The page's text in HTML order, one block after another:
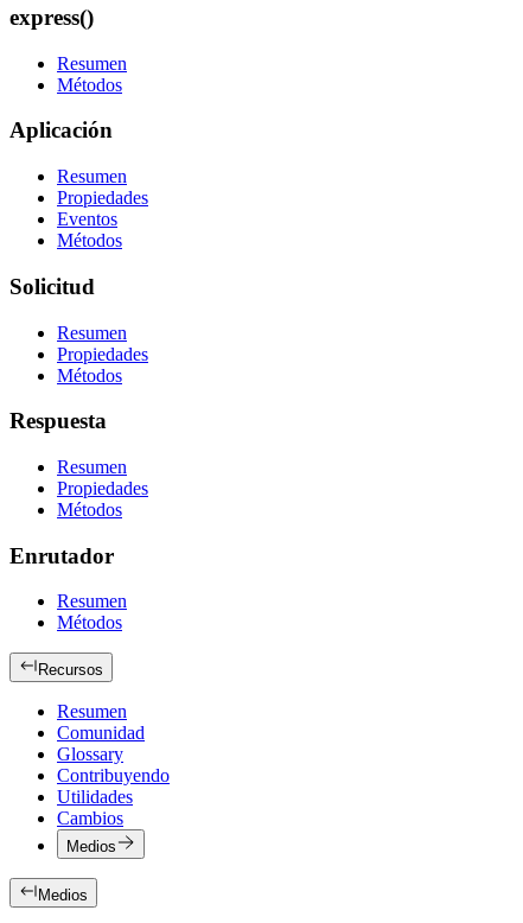
express()
Resumen
Métodos
Aplicación
Resumen
Propiedades
Eventos
Métodos
Solicitud
Resumen
Propiedades
Métodos
Respuesta
Resumen
Propiedades
Métodos
Enrutador
Resumen
Métodos
Recursos
Resumen
Comunidad
Glossary
Contribuyendo
Utilidades
Cambios
Medios
Medios